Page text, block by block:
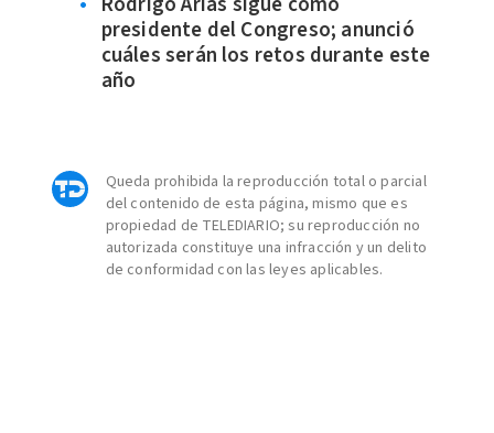
presidente del Congreso; anunció
cuáles serán los retos durante este
año
Queda prohibida la reproducción total o parcial
del contenido de esta página, mismo que es
propiedad de TELEDIARIO; su reproducción no
autorizada constituye una infracción y un delito
de conformidad con las leyes aplicables.